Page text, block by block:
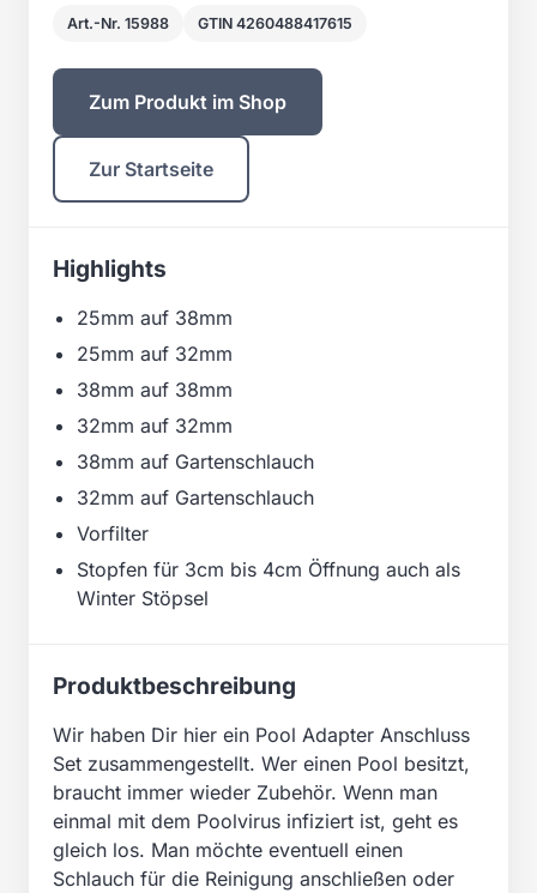
Art.-Nr. 15988 GTIN 4260488417615
Zum Produkt im Shop
Zur Startseite
Highlights
25mm auf 38mm
25mm auf 32mm
38mm auf 38mm
32mm auf 32mm
38mm auf Gartenschlauch
32mm auf Gartenschlauch
Vorfilter
Stopfen für 3cm bis 4cm Öffnung auch als
Winter Stöpsel
Produktbeschreibung
Wir haben Dir hier ein Pool Adapter Anschluss
Set zusammengestellt. Wer einen Pool besitzt,
braucht immer wieder Zubehör. Wenn man
einmal mit dem Poolvirus infiziert ist, geht es
gleich los. Man möchte eventuell einen
Schlauch für die Reinigung anschließen oder